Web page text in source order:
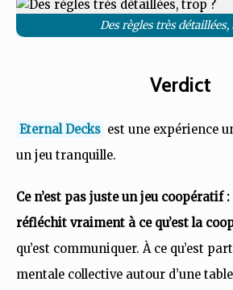
Des règles très détaillées,
Verdict
Eternal Decks est une expérience
un jeu tranquille.
Ce n’est pas juste un jeu coopératif
réfléchit vraiment à ce qu’est la
qu’est communiquer. À ce qu’est
mentale collective autour d’une